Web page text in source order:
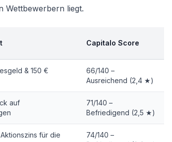
Wettbewerbern liegt.
Capitalo Score
& 150 €
66/140 –
Ausreichend (2,4 ★)
auf
71/140 –
Befriedigend (2,5 ★)
für die
74/140 –